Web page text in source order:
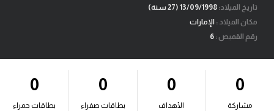
مسابقة التوقعات
فيديوهات
آراء حرة
ركن الألعاب
تاريخ الميلاد:
مكان الميلاد : الإمارات
رقم القميص :
0
مشاركة
0
الأهداف
0
بطاقات صفراء
0
بطاقات حمراء